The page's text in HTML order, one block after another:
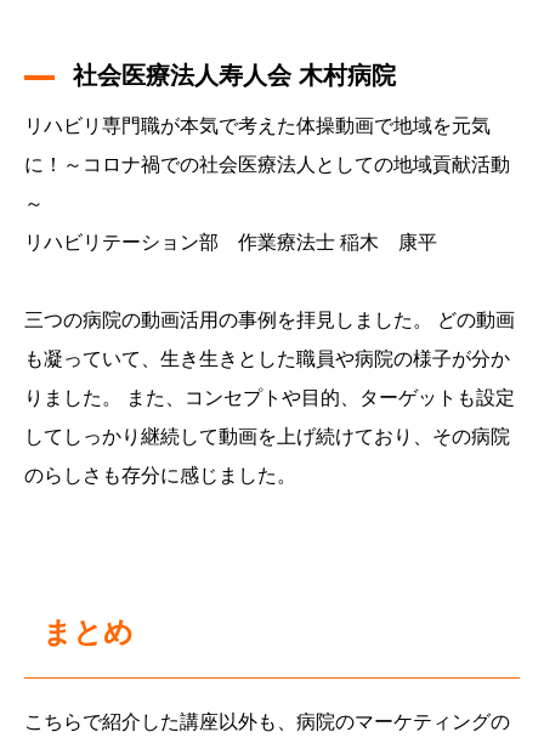
社会医療法人寿人会 木村病院
リハビリ専門職が本気で考えた体操動画で地域を元気
に！～コロナ禍での社会医療法人としての地域貢献活動
～
リハビリテーション部 作業療法士 稲木 康平
三つの病院の動画活用の事例を拝見しました。 どの動画
も凝っていて、生き生きとした職員や病院の様子が分か
りました。 また、コンセプトや目的、ターゲットも設定
してしっかり継続して動画を上げ続けており、その病院
のらしさも存分に感じました。
まとめ
こちらで紹介した講座以外も、病院のマーケティングの